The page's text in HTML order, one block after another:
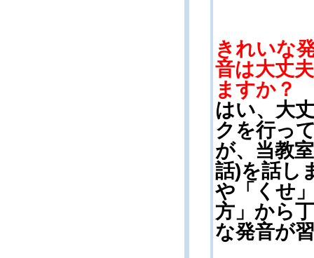
きれいな
音は大丈
ますか？
はい、大
クを行っ
が、当教
話)を話し
や「くせ
方」から
な発音が